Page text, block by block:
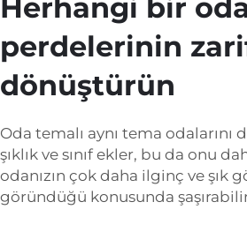
Herhangi bir
perdelerinin
dönüştürün
Oda temalı aynı tema
şıklık ve sınıf ekler, bu da onu
odanızın çok daha ilginç ve şık
göründüğü konusunda